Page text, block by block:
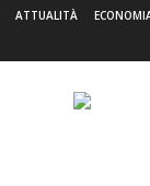
ATTUALITÀ